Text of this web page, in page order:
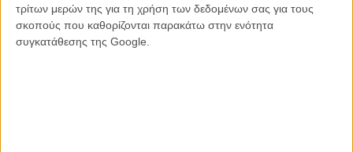
τρίτων μερών της για τη χρήση των δεδομένων σας για τους
σκοπούς που καθορίζονται παρακάτω στην ενότητα
συγκατάθεσης της Google.
Η επιτυχία είναι υπερτιμημένη. Δεν σε κάνει
καλύτερο, δεν σε πάει πουθενά η επιτυχία. Είναι
απλώς ένα ωραίο, ανεβαστικό, επιφανειακό